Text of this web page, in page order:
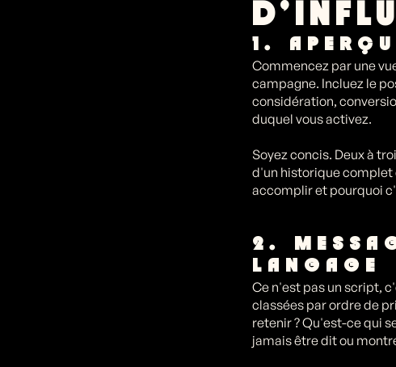
1.
Commencez par une
campagne. Incluez le
considération,
duquel vous activez.
Soyez concis. Deux à
d'un historique complet
accomplir et pourquoi
2.
LANGAGE
Ce n'est pas un script,
classées par ordre de
retenir ? Qu'est-ce qui
jamais être dit ou